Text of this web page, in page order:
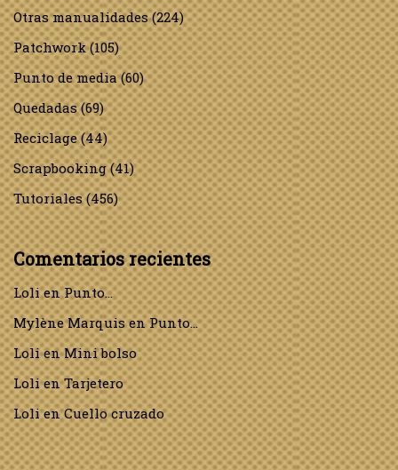
Otras manualidades(224)
Patchwork(105)
Punto de media(60)
Quedadas(69)
Reciclage(44)
Scrapbooking(41)
Tutoriales(456)
Comentarios recientes
LolienPunto…
Mylène MarquisenPunto…
LolienMini bolso
LolienTarjetero
LolienCuello cruzado